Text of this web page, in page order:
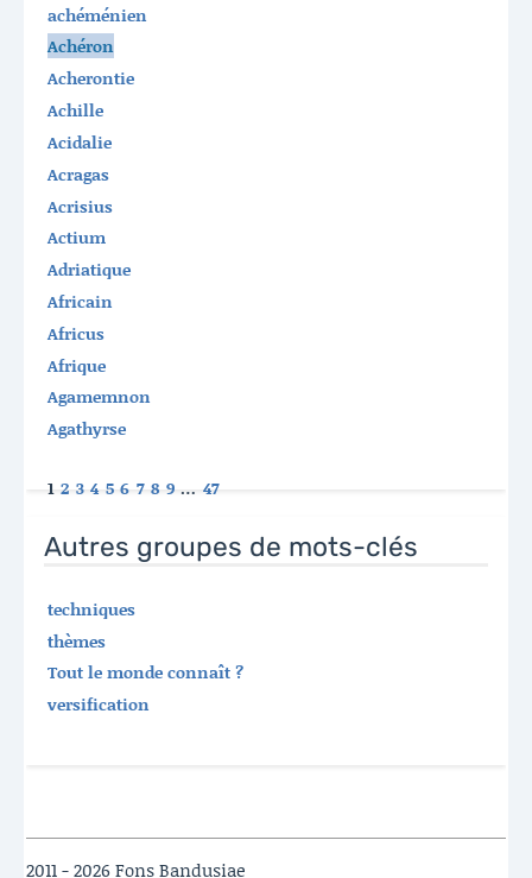
achéménien
Achéron
Acherontie
Achille
Acidalie
Acragas
Acrisius
Actium
Adriatique
Africain
Africus
Afrique
Agamemnon
Agathyrse
1 2 3 4 5 6 7 8 9 … 47
Autres groupes de mots-clés
techniques
thèmes
Tout le monde connaît ?
versification
2011 - 2026 Fons Bandusiae